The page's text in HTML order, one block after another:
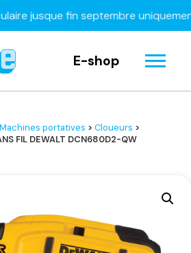
jusque fin septembre uniquementÀ
E-shop
Machines portatives > Cloueurs >
FIL DEWALT DCN680D2-QW